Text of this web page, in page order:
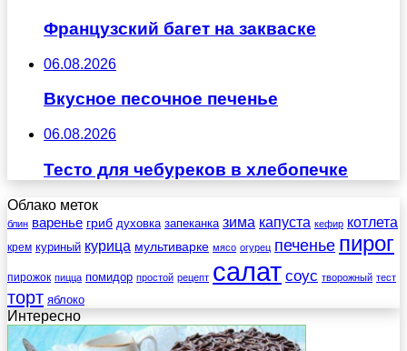
Французский багет на закваске
06.08.2026
Вкусное песочное печенье
06.08.2026
Тесто для чебуреков в хлебопечке
Облако меток
блин варенье гриб духовка запеканка зима капуста кефир котлета
крем куриный курица мультиварке мясо огурец печенье пирог
пирожок пицца помидор простой рецепт салат соус творожный тест
торт яблоко
Интересно